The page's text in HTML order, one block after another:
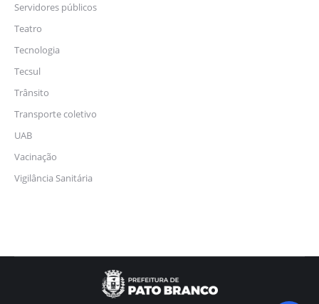
Servidores públicos
Teatro
Tecnologia
Tecsul
Trânsito
Transporte coletivo
UAB
Vacinação
Vigilância Sanitária